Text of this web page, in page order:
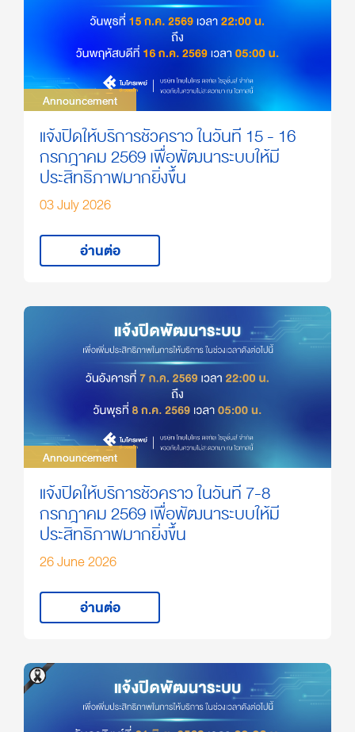
Announcement
Announcement
แจ้งปิดให้บริการชั่วคราว ในวันที่ 15 - 16
กรกฎาคม 2569 เพื่อพัฒนาระบบให้มี
ประสิทธิภาพมากยิ่งขึ้น
03 July 2026
อ่านต่อ
Announcement
Announcement
แจ้งปิดให้บริการชั่วคราว ในวันที่ 7-8
กรกฎาคม 2569 เพื่อพัฒนาระบบให้มี
ประสิทธิภาพมากยิ่งขึ้น
26 June 2026
อ่านต่อ